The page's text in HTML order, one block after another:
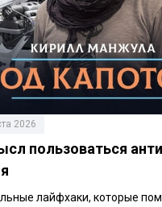
2026
пользоваться
лайфхаки, которые